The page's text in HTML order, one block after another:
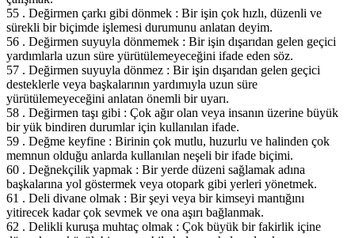
55 . Değirmen çarkı gibi dönmek : Bir işin çok hızlı, düzenli ve
sürekli bir biçimde işlemesi durumunu anlatan deyim.
56 . Değirmen suyuyla dönmemek : Bir işin dışarıdan gelen geçici
yardımlarla uzun süre yürütülemeyeceğini ifade eden söz.
57 . Değirmen suyuyla dönmez : Bir işin dışarıdan gelen geçici
desteklerle veya başkalarının yardımıyla uzun süre
yürütülemeyeceğini anlatan önemli bir uyarı.
58 . Değirmen taşı gibi : Çok ağır olan veya insanın üzerine büyük
bir yük bindiren durumlar için kullanılan ifade.
59 . Değme keyfine : Birinin çok mutlu, huzurlu ve halinden çok
memnun olduğu anlarda kullanılan neşeli bir ifade biçimi.
60 . Değnekçilik yapmak : Bir yerde düzeni sağlamak adına
başkalarına yol göstermek veya otopark gibi yerleri yönetmek.
61 . Deli divane olmak : Bir şeyi veya bir kimseyi mantığını
yitirecek kadar çok sevmek ve ona aşırı bağlanmak.
62 . Delikli kuruşa muhtaç olmak : Çok büyük bir fakirlik içine